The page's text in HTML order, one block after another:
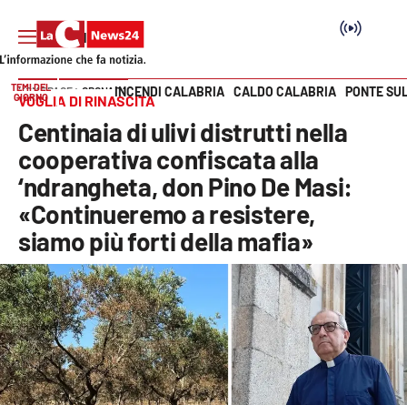
Cronaca
Politica
Attualità
Economia e lavoro
Italia Mondo
Vai
TEMI DEL
GIORNO
INCENDI CALABRIA CALDO CALABRIA PONTE
HOME PAGE CRONACA
VOGLIA DI RINASCITA
Centinaia di ulivi distrutti nella
cooperativa confiscata alla
‘ndrangheta, don Pino De Masi:
«Continueremo a resistere,
siamo più forti della mafia»